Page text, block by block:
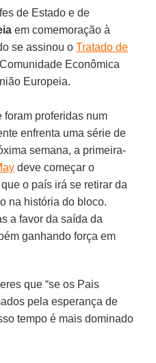
de Estado e de
em comemoração à
se assinou oTratado de
Econômica
Europeia.
foram proferidas num
enfrenta uma série de
semana, a primeira-
deve começar o
o país irá se retirar da
na história do bloco.
a favor da saída da
ganhando força em
que “se os Pais
pela esperança de
tempo é mais dominado